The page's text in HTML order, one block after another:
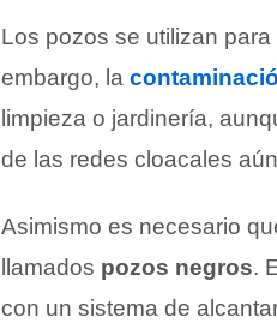
Los pozos se utilizan
embargo, la
limpieza o jardinería,
de las redes cloacales
Asimismo es necesario
llamados pozos negros.
con un sistema de